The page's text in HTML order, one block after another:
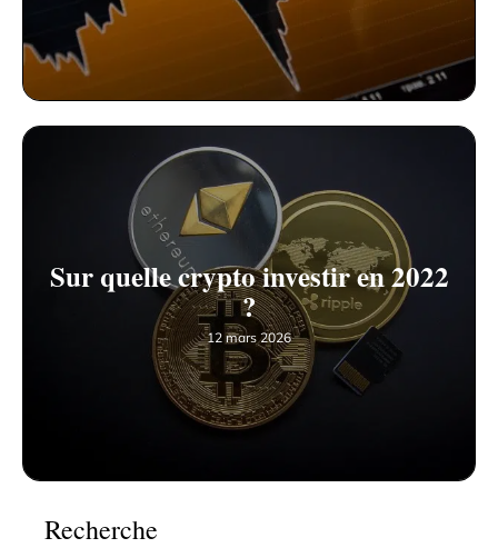
Sur quelle crypto investir en 2022
?
12 mars 2026
Recherche